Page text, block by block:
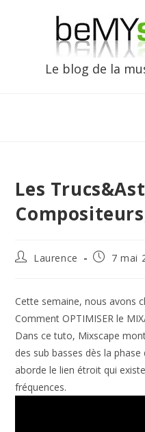
Le blog de la
Les
Auteur/autrice
publication :
Laurence 7 mai
Cette semaine, nous avons
Comment OPTIMISER le
Dans ce tuto, Mixscape
des sub basses dès la
aborde le lien étroit qui
fréquences.